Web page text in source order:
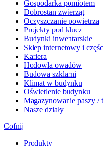
Gospodarka pomiotem
Dobrostan zwierząt
Oczyszczanie powietrza
Projekty pod klucz
Budynki inwentarskie
Sklep internetowy i
Kariera
Hodowla owadów
Budowa szklarni
Klimat w budynku
Oświetlenie budynku
Magazynowanie paszy /
Nasze działy
Cofnij
Produkty